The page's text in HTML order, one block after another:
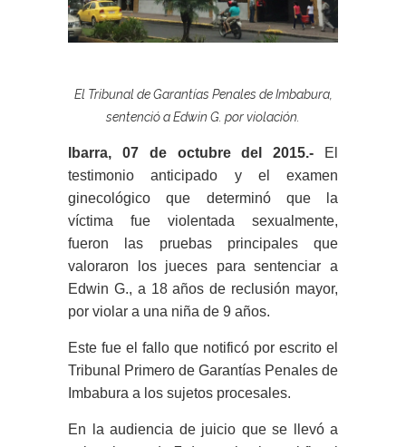
El Tribunal de Garantías Penales de Imbabura,
sentenció a Edwin G. por violación.
Ibarra, 07 de octubre del 2015.- El
testimonio anticipado y el examen
ginecológico que determinó que la
víctima fue violentada sexualmente,
fueron las pruebas principales que
valoraron los jueces para sentenciar a
Edwin G., a 18 años de reclusión mayor,
por violar a una niña de 9 años.
Este fue el fallo que notificó por escrito el
Tribunal Primero de Garantías Penales de
Imbabura a los sujetos procesales.
En la audiencia de juicio que se llevó a